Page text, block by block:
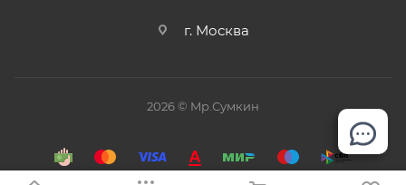
г. Москва
2026 © Mр.Сумкин